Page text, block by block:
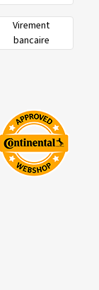
Virement
bancaire